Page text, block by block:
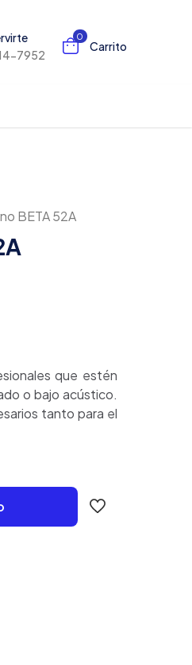
7952
0
Carrito
BETA 52A
que estén
o bajo acústico.
tanto para el